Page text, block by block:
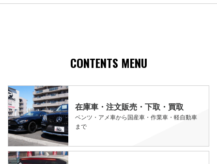
CONTENTS MENU
在庫車・注文販売・下取・買取
ベンツ・アメ車から国産車・作業車・軽自動車
まで